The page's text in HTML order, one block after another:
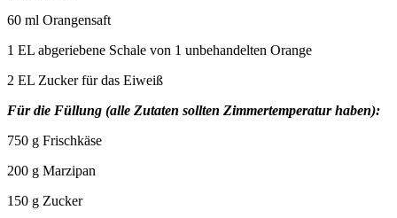
60 ml Orangensaft
1 EL abgeriebene Schale von 1 unbehandelten Orange
2 EL Zucker für das Eiweiß
Für die Füllung (alle Zutaten sollten Zimmertemperatur haben):
750 g Frischkäse
200 g Marzipan
150 g Zucker